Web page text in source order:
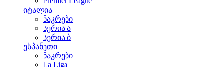
იტალია
ნაკრები
სერია ა
სერია ბ
ესპანეთი
ნაკრები
La Liga